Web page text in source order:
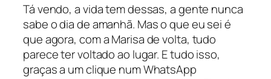
Tá vendo, a vida tem dessas, a gente nunca
sabe o dia de amanhã. Mas o que eu sei é
que agora, com a Marisa de volta, tudo
parece ter voltado ao lugar. E tudo isso,
graças a um clique num WhatsApp